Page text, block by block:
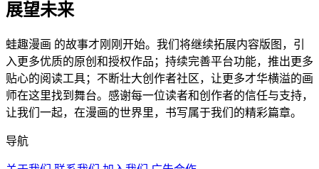
展望未来
蛙趣漫画 的故事才刚刚开始。我们将继续拓展内容版图，引
入更多优质的原创和授权作品；持续完善平台功能，推出更多
贴心的阅读工具；不断壮大创作者社区，让更多才华横溢的画
师在这里找到舞台。感谢每一位读者和创作者的信任与支持，
让我们一起，在漫画的世界里，书写属于我们的精彩篇章。
导航